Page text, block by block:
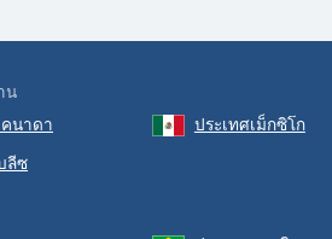
น
นาดา
ประเทศเม็กซิโก
ลีซ